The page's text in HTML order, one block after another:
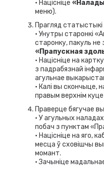
• Націсніце
меню).
Прагляд
• Унутры старонкі
старонку, пакуль
«Прапускная
• Націсніце на
з падрабязнай
агульнае
• Калі вы скончыце,
правым верхнім
Праверце бягучае
• У агульных
побач з пунктам
• Націсніце на яго,
месца ў сховішчы
момант.
• Зачыніце